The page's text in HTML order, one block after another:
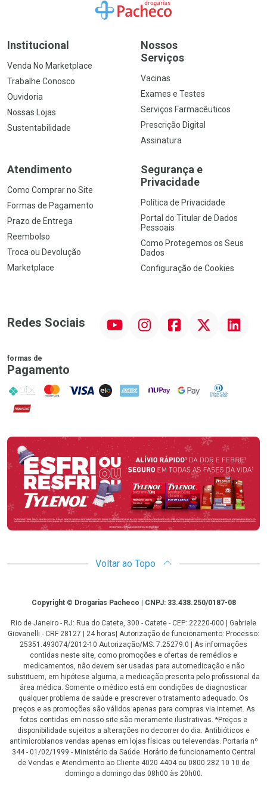
Ir para a Home
Institucional
Venda No Marketplace
Trabalhe Conosco
Ouvidoria
Nossas Lojas
Sustentabilidade
Nossos
Serviços
Vacinas
Exames e Testes
Serviços Farmacêuticos
Prescrição Digital
Assinatura
Atendimento
Como Comprar no Site
Formas de Pagamento
Prazo de Entrega
Reembolso
Troca ou Devolução
Marketplace
Segurança e
Privacidade
Política de Privacidade
Portal do Titular de Dados
Pessoais
Como Protegemos os Seus
Dados
Configuração de Cookies
Redes Sociais InstagramFacebook Linkedin
formas de
Pagamento
PIX MasterCard
VISA ELO AMEX NuPay Google PayDiners Club
Hipercard
Promoção em Destaque
Voltar ao Topo
CopyrightCopyright © Drogarias Pacheco | CNPJ: 33.438.250/0187-08
Rio de Janeiro - RJ: Rua do Catete, 300 - Catete - CEP: 22220-000 | Gabriele
Giovanelli - CRF 28127 | 24 horas| Autorização de funcionamento: Processo:
25351.493074/2012-10 Autorização/MS: 7.25279.0 | As informações
contidas neste site, como promoções e ofertas de remédios e
medicamentos, não devem ser usadas para automedicação e não
substituem, em hipótese alguma, a medicação prescrita pelo profissional da
área médica. Somente o médico está em condições de diagnosticar
qualquer problema de saúde e prescrever o tratamento adequado. Os
preços e as promoções são válidos apenas para compras via internet. As
fotos contidas em nosso site são meramente ilustrativas. *Preços e
disponibilidade sujeitos a alterações no decorrer do dia. Antibióticos e
antimicrobianos vendas apenas em lojas físicas ou televendas. Portaria nº
344 - 01/02/1999 - Ministério da Saúde. Horário de funcionamento Central
de Vendas e Atendimento ao Cliente 4020 4404 ou 0800 282 10 10 de
domingo a domingo das 08h00 às 20h00.